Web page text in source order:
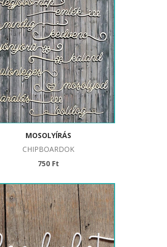
MOSOLYÍRÁS
CHIPBOARDOK
750 Ft